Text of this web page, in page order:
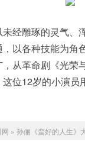
雕琢的灵气、
以各种技能为
从革命剧《光
位12岁的小演
» 孙俪《蛮好的人生》